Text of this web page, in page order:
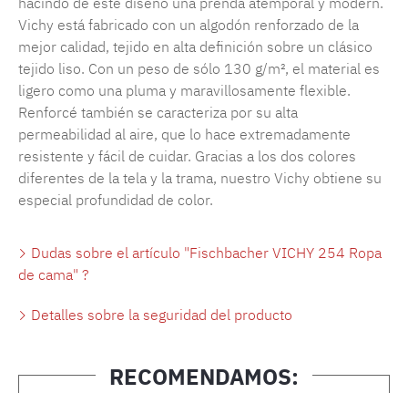
Vichy está fabricado con un algodón renforzado de la
mejor calidad, tejido en alta definición sobre un clásico
tejido liso. Con un peso de sólo 130 g/m², el material es
ligero como una pluma y maravillosamente flexible.
Renforcé también se caracteriza por su alta
permeabilidad al aire, que lo hace extremadamente
resistente y fácil de cuidar. Gracias a los dos colores
diferentes de la tela y la trama, nuestro Vichy obtiene su
especial profundidad de color.
Dudas sobre el artículo "Fischbacher VICHY 254 Ropa
de cama" ?
Detalles sobre la seguridad del producto
RECOMENDAMOS: